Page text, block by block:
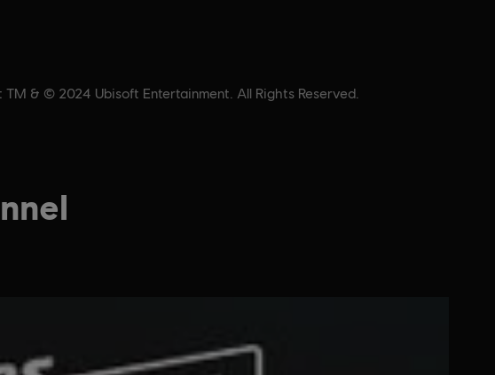
& © 2024 Ubisoft Entertainment. All Rights Reserved.